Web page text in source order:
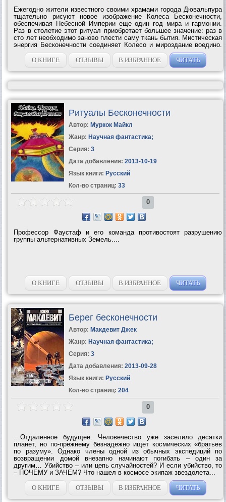
Ежегодно жители известного своими храмами города Дювальпура
тщательно рисуют новое изображение Колеса Бесконечности,
обеспечивая Небесной Империи еще один год мира и гармонии.
Раз в столетие этот ритуал приобретает большее значение: раз в
сто лет необходимо заново плести саму ткань бытия. Мистическая
энергия Бесконечности соединяет Колесо и мироздание воедино.
И если священный образ будет поврежден, то Вселенная
пострадает в...
О КНИГЕ ОТЗЫВЫ В ИЗБРАННОЕ ЧИТАТЬ
Ритуалы Бесконечности
Автор: Муркок Майкл
Жанр: Научная фантастика;
Серия: 3
Дата добавления: 2013-10-19
Язык книги: Русский
Кол-во страниц: 33
0
Профессор Фаустаф и его команда противостоят разрушению
группы альтернативных Земель....
О КНИГЕ ОТЗЫВЫ В ИЗБРАННОЕ ЧИТАТЬ
Берег бесконечности
Автор: Макдевит Джек
Жанр: Научная фантастика;
Серия: 3
Дата добавления: 2013-09-28
Язык книги: Русский
Кол-во страниц: 204
0
…Отдаленное будущее. Человечество уже заселило десятки
планет, но по-прежнему безнадежно ищет космических «братьев
по разуму». Однако члены одной из обычных экспедиций по
возвращении домой внезапно начинают погибать – один за
другим… Убийство – или цепь случайностей? И если убийство, то
– ПОЧЕМУ и ЗАЧЕМ? Что нашел в космосе экипаж звездолета...
О КНИГЕ
ОТЗЫВЫ В ИЗБРАННОЕ ЧИТАТЬ